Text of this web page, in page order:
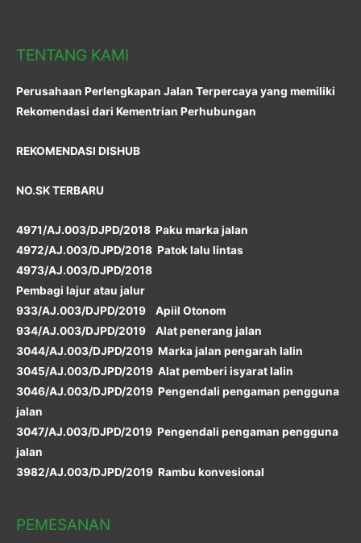
TENTANG KAMI
Perusahaan Perlengkapan Jalan Terpercaya yang memiliki
Rekomendasi dari Kementrian Perhubungan
REKOMENDASI DISHUB
NO.SK TERBARU
4971/AJ.003/DJPD/2018 Paku marka jalan
4972/AJ.003/DJPD/2018 Patok lalu lintas
4973/AJ.003/DJPD/2018
Pembagi lajur atau jalur
933/AJ.003/DJPD/2019 Apiil Otonom
934/AJ.003/DJPD/2019 Alat penerang jalan
3044/AJ.003/DJPD/2019 Marka jalan pengarah lalin
3045/AJ.003/DJPD/2019 Alat pemberi isyarat lalin
3046/AJ.003/DJPD/2019 Pengendali pengaman pengguna
jalan
3047/AJ.003/DJPD/2019 Pengendali pengaman pengguna
jalan
3982/AJ.003/DJPD/2019 Rambu konvesional
PEMESANAN